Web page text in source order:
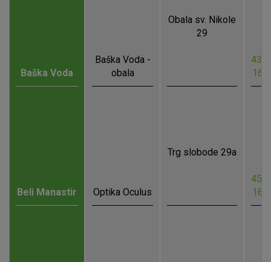
Baška Voda
Baška Voda -
obala
Obala sv. Nikole
29
Beli Manastir Optika Oculus
Trg slobode 29a